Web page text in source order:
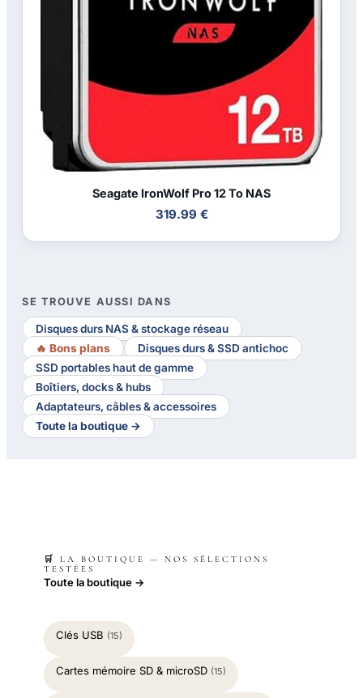
Seagate IronWolf Pro 12 To NAS
319.99 €
SE TROUVE AUSSI DANS
Disques durs NAS & stockage réseau
🔥 Bons plans
Disques durs & SSD antichoc
SSD portables haut de gamme
Boîtiers, docks & hubs
Adaptateurs, câbles & accessoires
Toute la boutique →
🛒 LA BOUTIQUE — NOS SÉLECTIONS
TESTÉES
Toute la boutique →
Clés USB (15)
Cartes mémoire SD & microSD (15)